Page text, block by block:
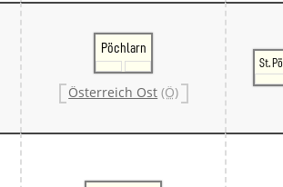
Pöchlarn
Österreich Ost (Ö)
St.